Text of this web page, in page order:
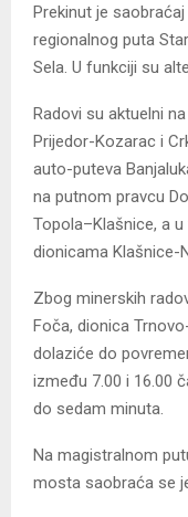
Prekinut je
regionalnog puta
Sela. U funkciji su
Radovi su aktuelni
Prijedor-Kozarac i
auto-puteva
na putnom pravcu
Topola–Klašnice, a
dionicama Klašnice-
Zbog minerskih
Foča, dionica
dolaziće do
između 7.00 i 16.00
do sedam minuta.
Na magistralnom
mosta saobraća se